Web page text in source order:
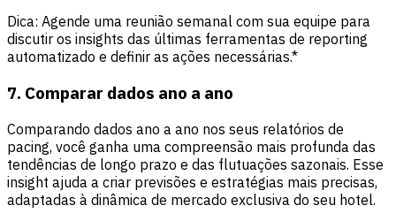
Dica: Agende uma reunião semanal com sua equipe para
discutir os insights das últimas ferramentas de reporting
automatizado e definir as ações necessárias.*
7. Comparar dados ano a ano
Comparando dados ano a ano nos seus relatórios de
pacing, você ganha uma compreensão mais profunda das
tendências de longo prazo e das flutuações sazonais. Esse
insight ajuda a criar previsões e estratégias mais precisas,
adaptadas à dinâmica de mercado exclusiva do seu hotel.